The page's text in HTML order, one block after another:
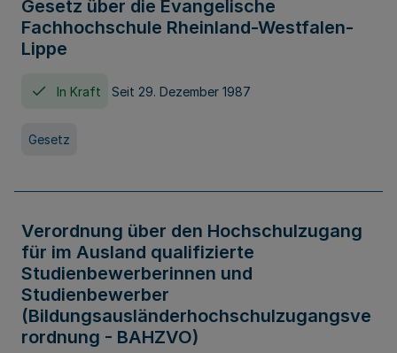
Gesetz über die Evangelische
Fachhochschule Rheinland-Westfalen-
Lippe
In Kraft Seit 29. Dezember 1987
Gesetz
Verordnung über den Hochschulzugang
für im Ausland qualifizierte
Studienbewerberinnen und
Studienbewerber
(Bildungsausländerhochschulzugangsve
rordnung - BAHZVO)